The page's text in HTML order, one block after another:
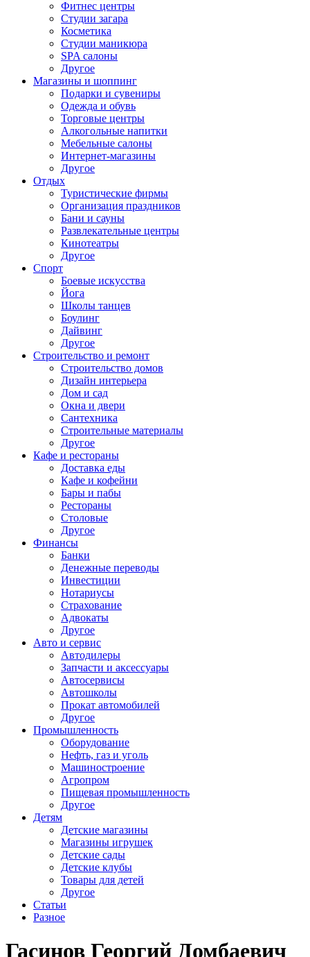
Фитнес центры
Студии загара
Косметика
Студии маникюра
SPA салоны
Другое
Магазины и шоппинг
Подарки и сувениры
Одежда и обувь
Торговые центры
Алкогольные напитки
Мебельные салоны
Интернет-магазины
Другое
Отдых
Туристические фирмы
Организация праздников
Бани и сауны
Развлекательные центры
Кинотеатры
Другое
Спорт
Боевые искусства
Йога
Школы танцев
Боулинг
Дайвинг
Другое
Строительство и ремонт
Строительство домов
Дизайн интерьера
Дом и сад
Окна и двери
Сантехника
Строительные материалы
Другое
Кафе и рестораны
Доставка еды
Кафе и кофейни
Бары и пабы
Рестораны
Столовые
Другое
Финансы
Банки
Денежные переводы
Инвестиции
Нотариусы
Страхование
Адвокаты
Другое
Авто и сервис
Автодилеры
Запчасти и аксессуары
Автосервисы
Автошколы
Прокат автомобилей
Другое
Промышленность
Оборудование
Нефть, газ и уголь
Машиностроение
Агропром
Пищевая промышленность
Другое
Детям
Детские магазины
Магазины игрушек
Детские сады
Детские клубы
Товары для детей
Другое
Статьи
Разное
Гасинов Георгий Домбаевич